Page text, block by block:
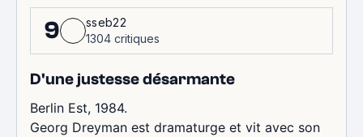
9
sseb22
1304 critiques
D'une justesse désarmante
Berlin Est, 1984.
Georg Dreyman est dramaturge et vit avec son